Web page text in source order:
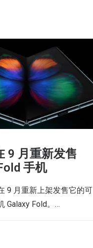
9 月重新发售
手机
9 月重新上架发售它的可
Galaxy Fold。…